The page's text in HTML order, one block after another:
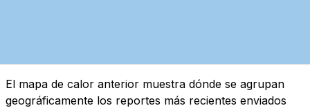
El mapa de calor anterior muestra dónde se agrupan
geográficamente los reportes más recientes enviados